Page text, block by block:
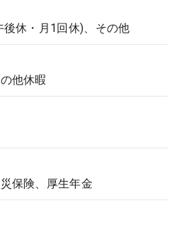
休・月1回休)、その他
他休暇
保険、厚生年金